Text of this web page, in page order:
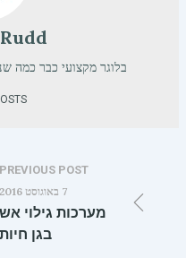
בלוגר מקצועי כבר כמה
PREVIOUS POST
7 באוגוסט 2016
מערכות גילוי אש
בגן חיות